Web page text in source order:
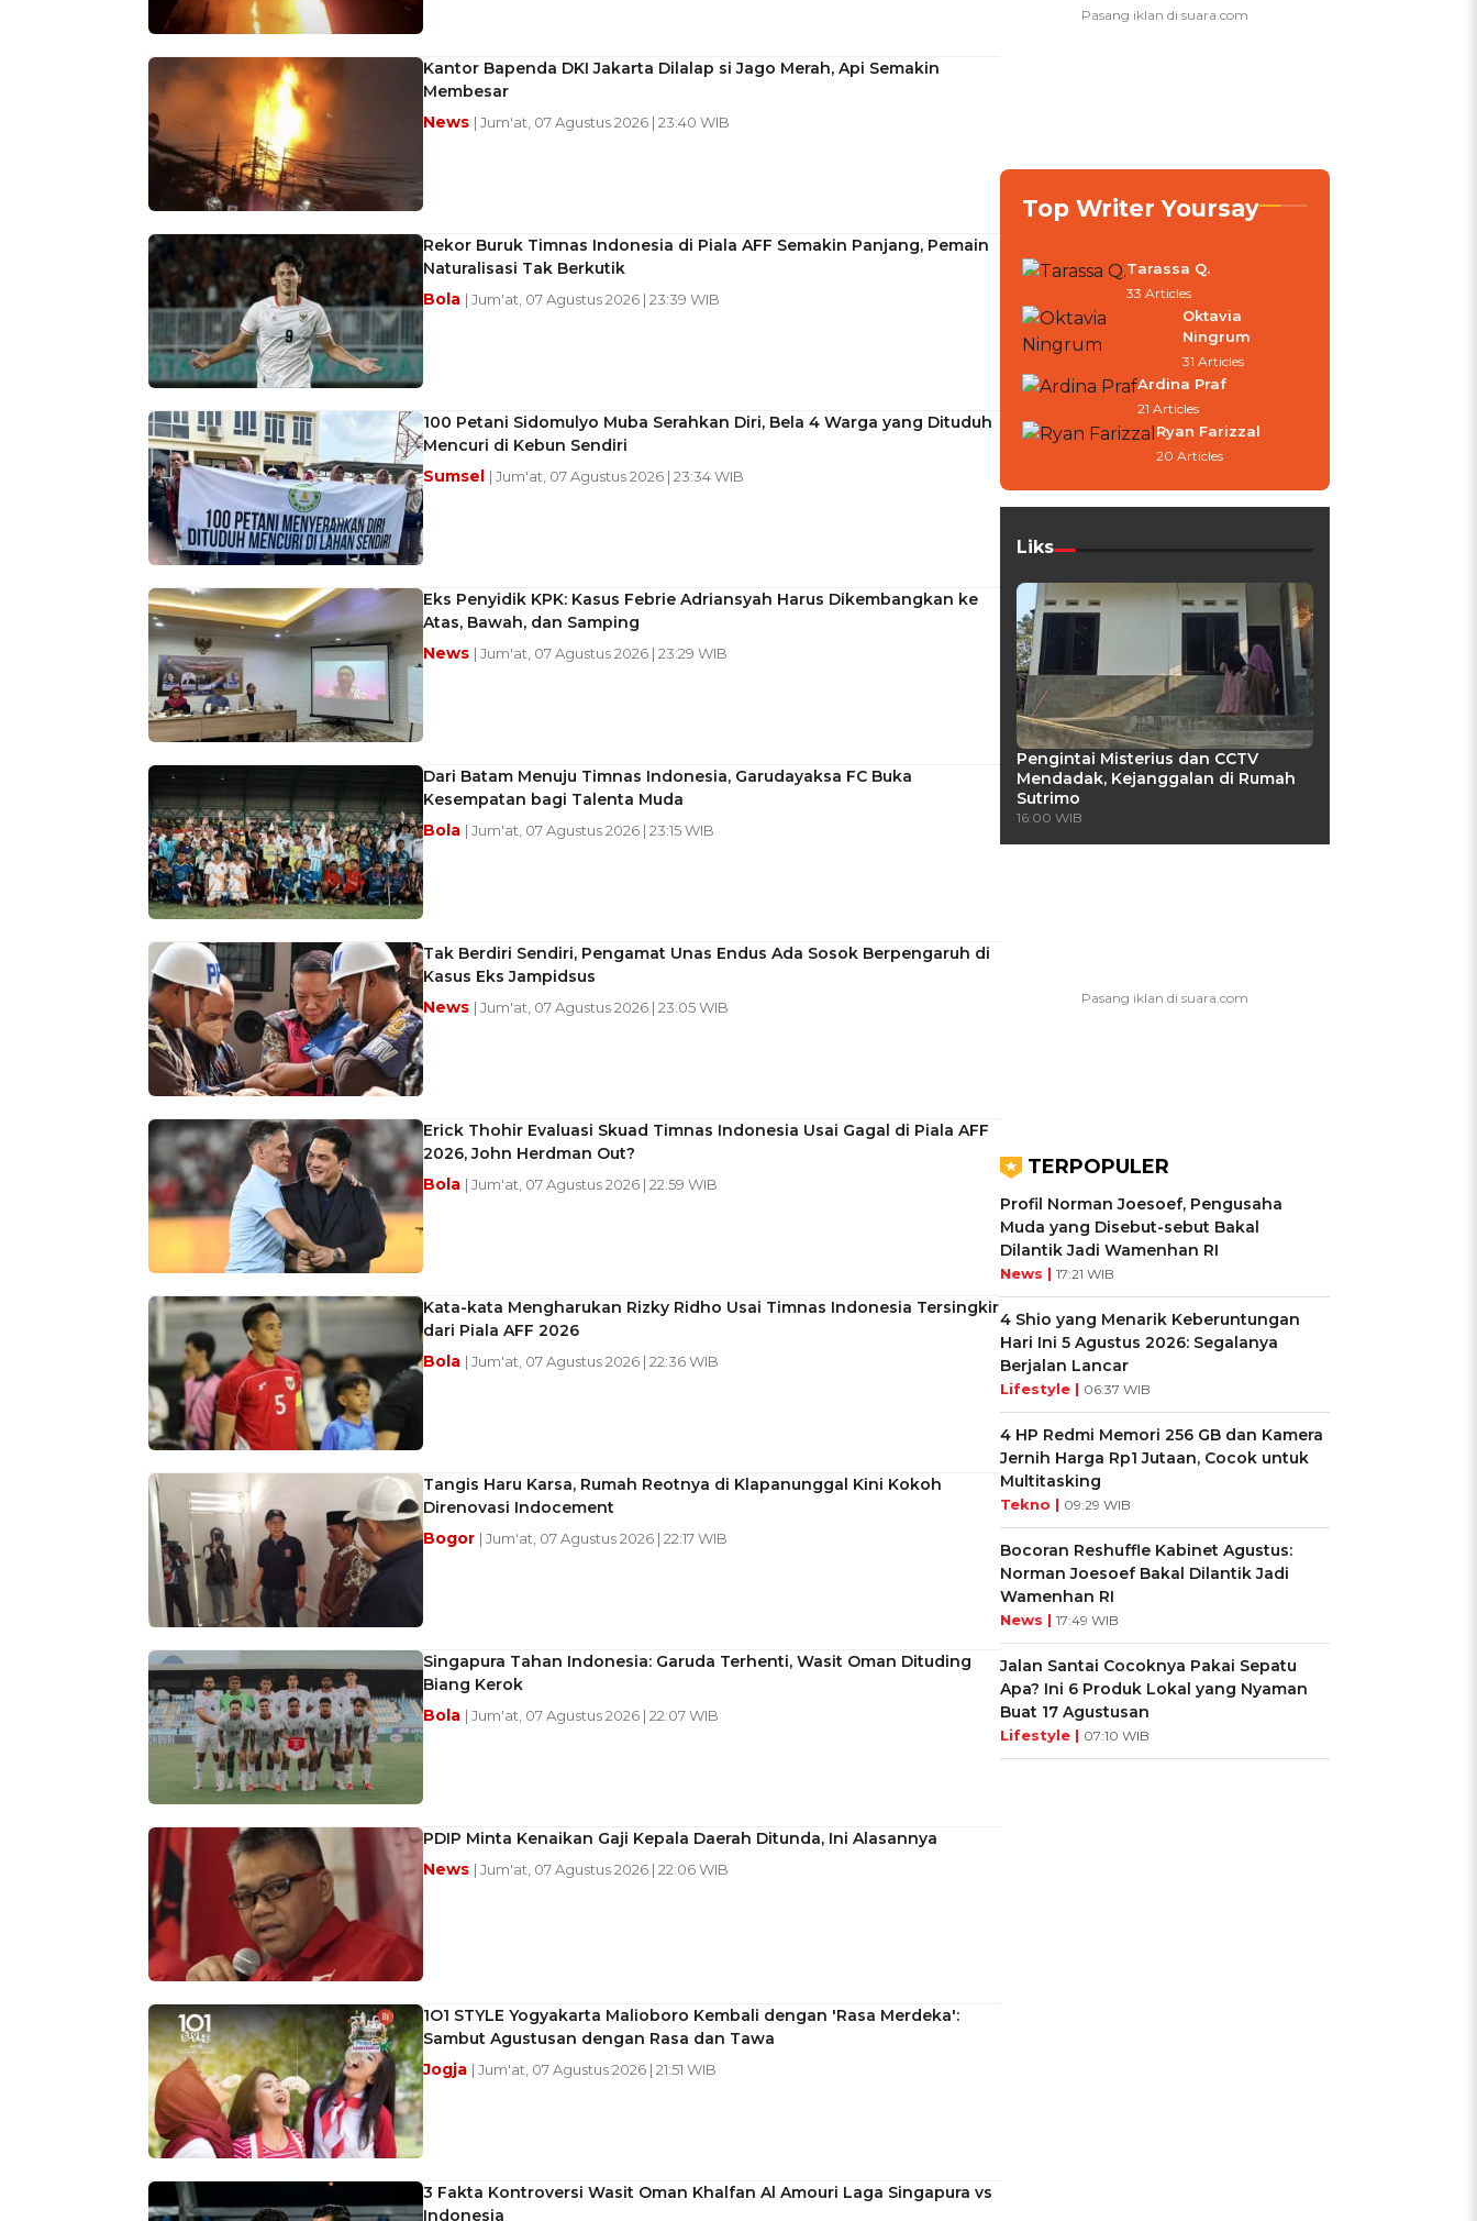
Kantor Bapenda DKI Jakarta Dilalap si Jago Merah, Api Semakin
Membesar
News | Jum'at, 07 Agustus 2026 | 23:40 WIB
Rekor Buruk Timnas Indonesia di Piala AFF Semakin Panjang, Pemain
Naturalisasi Tak Berkutik
Bola | Jum'at, 07 Agustus 2026 | 23:39 WIB
100 Petani Sidomulyo Muba Serahkan Diri, Bela 4 Warga yang Dituduh
Mencuri di Kebun Sendiri
Sumsel | Jum'at, 07 Agustus 2026 | 23:34 WIB
Eks Penyidik KPK: Kasus Febrie Adriansyah Harus Dikembangkan ke
Atas, Bawah, dan Samping
News | Jum'at, 07 Agustus 2026 | 23:29 WIB
Dari Batam Menuju Timnas Indonesia, Garudayaksa FC Buka
Kesempatan bagi Talenta Muda
Bola | Jum'at, 07 Agustus 2026 | 23:15 WIB
Tak Berdiri Sendiri, Pengamat Unas Endus Ada Sosok Berpengaruh di
Kasus Eks Jampidsus
News | Jum'at, 07 Agustus 2026 | 23:05 WIB
Erick Thohir Evaluasi Skuad Timnas Indonesia Usai Gagal di Piala AFF
2026, John Herdman Out?
Bola | Jum'at, 07 Agustus 2026 | 22:59 WIB
Kata-kata Mengharukan Rizky Ridho Usai Timnas Indonesia Tersingkir
dari Piala AFF 2026
Bola | Jum'at, 07 Agustus 2026 | 22:36 WIB
Tangis Haru Karsa, Rumah Reotnya di Klapanunggal Kini Kokoh
Direnovasi Indocement
Bogor | Jum'at, 07 Agustus 2026 | 22:17 WIB
Singapura Tahan Indonesia: Garuda Terhenti, Wasit Oman Dituding
Biang Kerok
Bola | Jum'at, 07 Agustus 2026 | 22:07 WIB
PDIP Minta Kenaikan Gaji Kepala Daerah Ditunda, Ini Alasannya
News | Jum'at, 07 Agustus 2026 | 22:06 WIB
1O1 STYLE Yogyakarta Malioboro Kembali dengan 'Rasa Merdeka':
Sambut Agustusan dengan Rasa dan Tawa
Jogja | Jum'at, 07 Agustus 2026 | 21:51 WIB
3 Fakta Kontroversi Wasit Oman Khalfan Al Amouri Laga Singapura vs
Indonesia
Top Writer Yoursay
Tarassa Q.
33 Articles
Oktavia
Ningrum
31 Articles
Ardina Praf
21 Articles
Ryan Farizzal
20 Articles
Liks
Pengintai Misterius dan CCTV
Mendadak, Kejanggalan di Rumah
Sutrimo
16:00 WIB
TERPOPULER
Profil Norman Joesoef, Pengusaha
Muda yang Disebut-sebut Bakal
Dilantik Jadi Wamenhan RI
News | 17:21 WIB
4 Shio yang Menarik Keberuntungan
Hari Ini 5 Agustus 2026: Segalanya
Berjalan Lancar
Lifestyle | 06:37 WIB
4 HP Redmi Memori 256 GB dan Kamera
Jernih Harga Rp1 Jutaan, Cocok untuk
Multitasking
Tekno | 09:29 WIB
Bocoran Reshuffle Kabinet Agustus:
Norman Joesoef Bakal Dilantik Jadi
Wamenhan RI
News | 17:49 WIB
Jalan Santai Cocoknya Pakai Sepatu
Apa? Ini 6 Produk Lokal yang Nyaman
Buat 17 Agustusan
Lifestyle | 07:10 WIB